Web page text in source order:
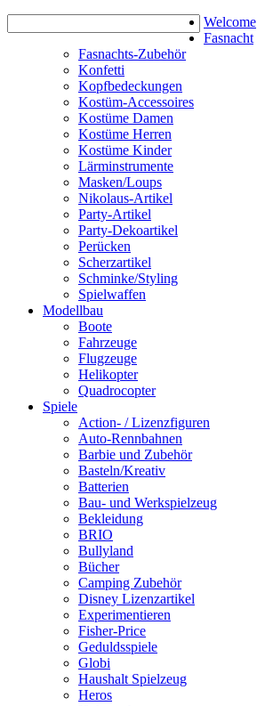
Welcome
Fasnacht
Fasnachts-Zubehör
Konfetti
Kopfbedeckungen
Kostüm-Accessoires
Kostüme Damen
Kostüme Herren
Kostüme Kinder
Lärminstrumente
Masken/Loups
Nikolaus-Artikel
Party-Artikel
Party-Dekoartikel
Perücken
Scherzartikel
Schminke/Styling
Spielwaffen
Modellbau
Boote
Fahrzeuge
Flugzeuge
Helikopter
Quadrocopter
Spiele
Action- / Lizenzfiguren
Auto-Rennbahnen
Barbie und Zubehör
Basteln/Kreativ
Batterien
Bau- und Werkspielzeug
Bekleidung
BRIO
Bullyland
Bücher
Camping Zubehör
Disney Lizenzartikel
Experimentieren
Fisher-Price
Geduldsspiele
Globi
Haushalt Spielzeug
Heros